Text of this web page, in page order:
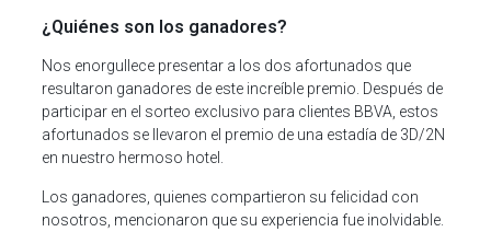
¿Quiénes son los ganadores?
Nos enorgullece presentar a los dos afortunados que
resultaron ganadores de este increíble premio. Después de
participar en el sorteo exclusivo para clientes BBVA, estos
afortunados se llevaron el premio de una estadía de 3D/2N
en nuestro hermoso hotel.
Los ganadores, quienes compartieron su felicidad con
nosotros, mencionaron que su experiencia fue inolvidable.